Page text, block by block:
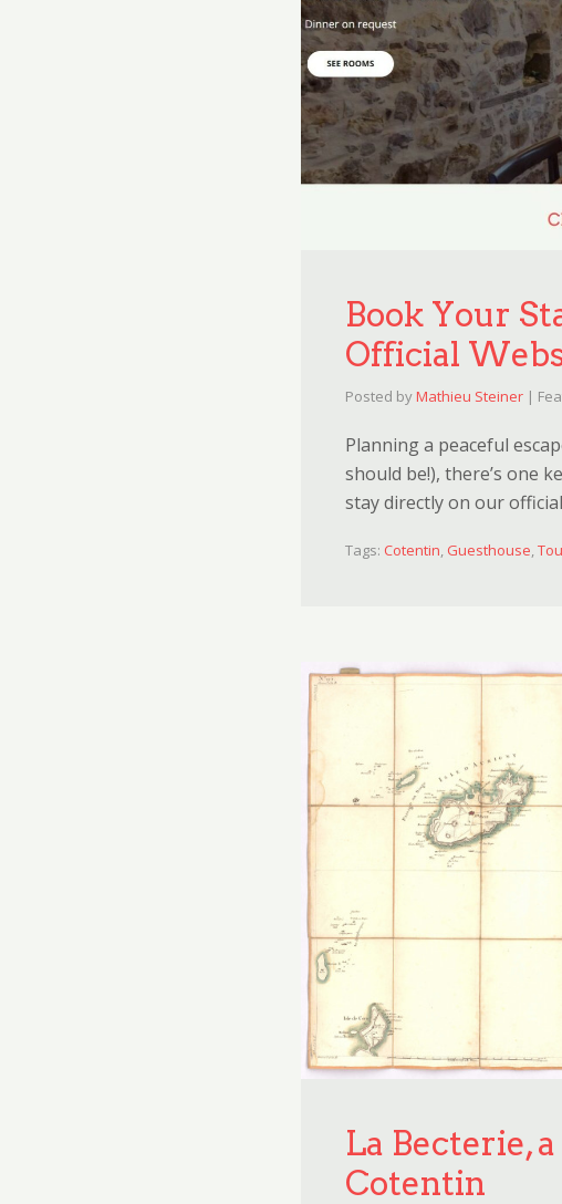
Book Your
Official
Posted byMathieu Steiner |
Planning a peaceful
should be!), there’s one
stay directly on our
Tags: Cotentin, Guesthouse,
La Becterie,
Cotentin